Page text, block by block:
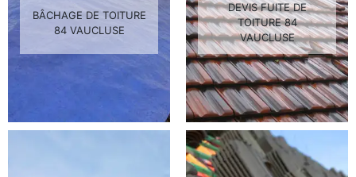
BÂCHAGE DE TOITURE
84 VAUCLUSE
DEVIS FUITE DE
TOITURE 84
VAUCLUSE